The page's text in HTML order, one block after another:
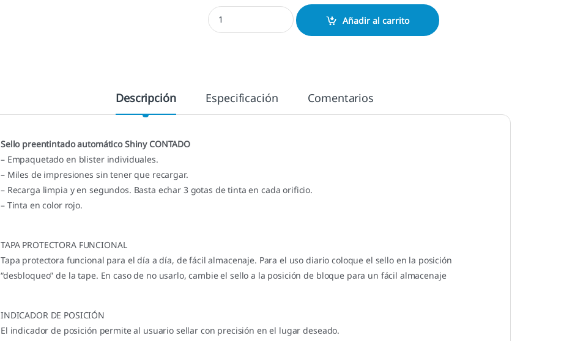
Fórmula Comercial CONTADO cantidad
Añadir al carrito
Descripción Especificación Comentarios
Sello preentintado automático Shiny CONTADO
– Empaquetado en blister individuales.
– Miles de impresiones sin tener que recargar.
– Recarga limpia y en segundos. Basta echar 3 gotas de tinta en cada orificio.
– Tinta en color rojo.
TAPA PROTECTORA FUNCIONAL
Tapa protectora funcional para el día a día, de fácil almacenaje. Para el uso diario coloque el sello en la posición
“desbloqueo” de la tape. En caso de no usarlo, cambie el sello a la posición de bloque para un fácil almacenaje
INDICADOR DE POSICIÓN
El indicador de posición permite al usuario sellar con precisión en el lugar deseado.